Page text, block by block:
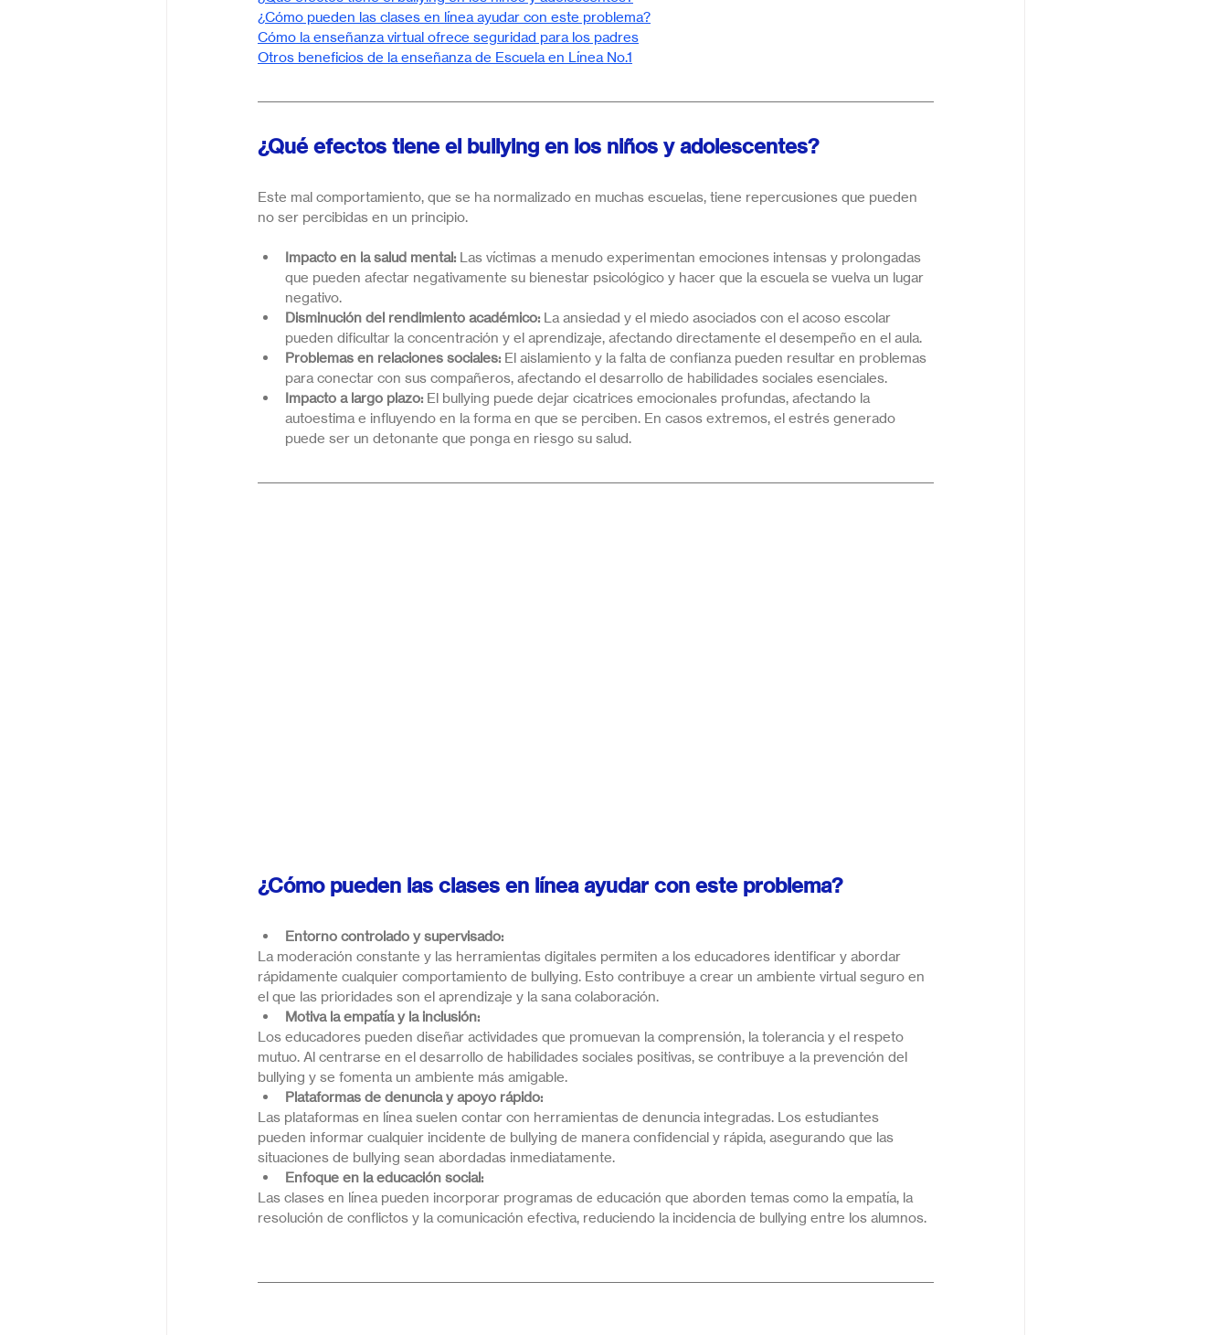
¿Cómo pueden las clases en línea ayudar con este problema?
Cómo la enseñanza virtual ofrece seguridad para los padres
Otros beneficios de la enseñanza de Escuela en Línea No.1
¿Qué efectos tiene el bullying en los niños y adolescentes?
Este mal comportamiento, que se ha normalizado en muchas escuelas, tiene repercusiones que pueden
no ser percibidas en un principio.
Impacto en la salud mental: Las víctimas a menudo experimentan emociones intensas y prolongadas
que pueden afectar negativamente su bienestar psicológico y hacer que la escuela se vuelva un lugar
negativo.
Disminución del rendimiento académico: La ansiedad y el miedo asociados con el acoso escolar
pueden dificultar la concentración y el aprendizaje, afectando directamente el desempeño en el aula.
Problemas en relaciones sociales: El aislamiento y la falta de confianza pueden resultar en problemas
para conectar con sus compañeros, afectando el desarrollo de habilidades sociales esenciales.
Impacto a largo plazo: El bullying puede dejar cicatrices emocionales profundas, afectando la
autoestima e influyendo en la forma en que se perciben. En casos extremos, el estrés generado
puede ser un detonante que ponga en riesgo su salud.
¿Cómo pueden las clases en línea ayudar con este problema?
Entorno controlado y supervisado:
La moderación constante y las herramientas digitales permiten a los educadores identificar y abordar
rápidamente cualquier comportamiento de bullying. Esto contribuye a crear un ambiente virtual seguro en
el que las prioridades son el aprendizaje y la sana colaboración.
Motiva la empatía y la inclusión:
Los educadores pueden diseñar actividades que promuevan la comprensión, la tolerancia y el respeto
mutuo. Al centrarse en el desarrollo de habilidades sociales positivas, se contribuye a la prevención del
bullying y se fomenta un ambiente más amigable.
Plataformas de denuncia y apoyo rápido:
Las plataformas en línea suelen contar con herramientas de denuncia integradas. Los estudiantes
pueden informar cualquier incidente de bullying de manera confidencial y rápida, asegurando que las
situaciones de bullying sean abordadas inmediatamente.
Enfoque en la educación social:
Las clases en línea pueden incorporar programas de educación que aborden temas como la empatía, la
resolución de conflictos y la comunicación efectiva, reduciendo la incidencia de bullying entre los alumnos.